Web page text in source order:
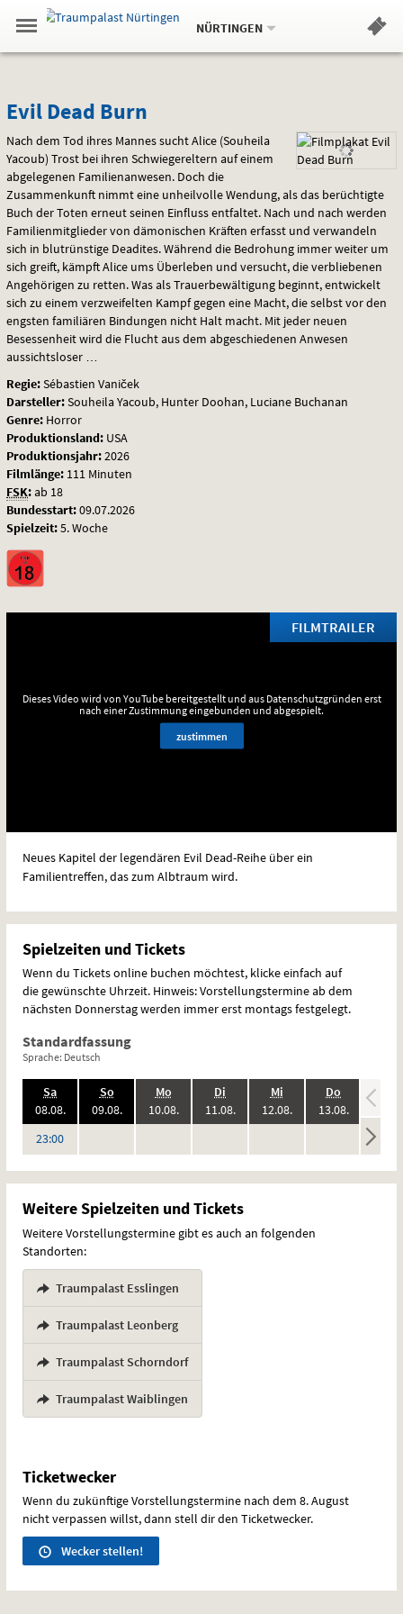
Springe
zum
,zum
.
Navigation
Gehe
zur
Standortauswahl
Standort:
NÜRTINGEN.
Hinweis
Evil
Dead
Burn
Evil Dead Burn
Nach dem Tod ihres Mannes sucht Alice (Souheila
Yacoub) Trost bei ihren Schwiegereltern auf einem
abgelegenen Familienanwesen. Doch die
Zusammenkunft nimmt eine unheilvolle Wendung, als das berüchtigte
Buch der Toten erneut seinen Einfluss entfaltet. Nach und nach werden
Familienmitglieder von dämonischen Kräften erfasst und verwandeln
sich in blutrünstige Deadites. Während die Bedrohung immer weiter um
sich greift, kämpft Alice ums Überleben und versucht, die verbliebenen
Angehörigen zu retten. Was als Trauerbewältigung beginnt, entwickelt
sich zu einem verzweifelten Kampf gegen eine Macht, die selbst vor den
engsten familiären Bindungen nicht Halt macht. Mit jeder neuen
Besessenheit wird die Flucht aus dem abgeschiedenen Anwesen
aussichtsloser …
Regie:Sébastien Vaniček
Darsteller:Souheila Yacoub, Hunter Doohan, Luciane Buchanan
Genre: Horror
Produktionsland: USA
Produktionsjahr:2026
Filmlänge: 111 Minuten
FSK:ab 18
Bundesstart:09.07.2026
Spielzeit:5. Woche
FILMTRAILER
Dieses Video wird von YouTube bereitgestellt und aus Datenschutzgründen erst
nach einer Zustimmung eingebunden und abgespielt.
zustimmen
Neues Kapitel der legendären Evil Dead-Reihe über ein
Familientreffen, das zum Albtraum wird.
Spielzeiten und Tickets
Wenn du Tickets online buchen möchtest, klicke einfach auf
die gewünschte Uhrzeit. Hinweis: Vorstellungstermine ab dem
nächsten Donnerstag werden immer erst montags festgelegt.
Standardfassung
Sprache: Deutsch
Sa.,
08.08.2026:
23:00Uhr
So.,
09.08.2026:
Vorstellungen
Mo.,
10.08.2026:
Vorstellungen
Di
11.08.2026:
Vorstellungen
Mi.,
12.08.2026:
Vorstellungen
Do
13.08.2026:
Vorstellungen
keine
Weitere Spielzeiten und Tickets
Weitere Vorstellungstermine gibt es auch an folgenden
Standorten:
Traumpalast Esslingen
Traumpalast Leonberg
Traumpalast Schorndorf
Traumpalast Waiblingen
Ticketwecker
Wenn du zukünftige Vorstellungstermine nach dem 8. August
nicht verpassen willst, dann stell dir den Ticketwecker.
Wecker stellen!